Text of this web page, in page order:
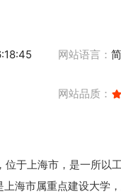
网站语言：
网站品质：
于上海市，是一所以
海市属重点建设大学